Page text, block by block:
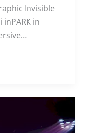
Invisible
in